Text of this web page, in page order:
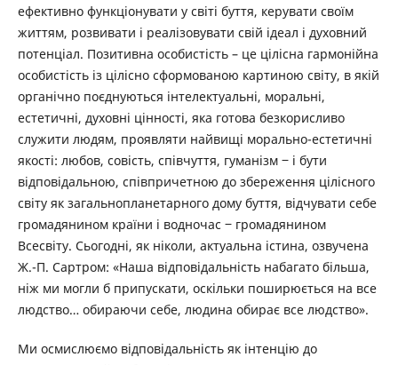
ефективно функціонувати у світі буття, керувати своїм
життям, розвивати і реалізовувати свій ідеал і духовний
потенціал. Позитивна особистість – це цілісна гармонійна
особистість із цілісно сформованою картиною світу, в якій
органічно поєднуються інтелектуальні, моральні,
естетичні, духовні цінності, яка готова безкорисливо
служити людям, проявляти найвищі морально-естетичні
якості: любов, совість, співчуття, гуманізм ‒ і бути
відповідальною, співпричетною до збереження цілісного
світу як загальнопланетарного дому буття, відчувати себе
громадянином країни і водночас ‒ громадянином
Всесвіту. Сьогодні, як ніколи, актуальна істина, озвучена
Ж.-П. Сартром: «Наша відповідальність набагато більша,
ніж ми могли б припускати, оскільки поширюється на все
людство… обираючи себе, людина обирає все людство».
Ми осмислюємо відповідальність як інтенцію до